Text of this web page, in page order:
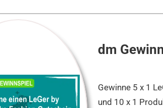
dm
Gewinne 5 x 1
und 10 x 1